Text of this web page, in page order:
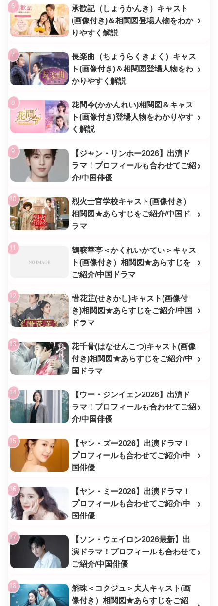
承歓記（しょうかんき）キャスト
(画像付き)＆相関図登場人物をわか
りやすく解説
長楽曲（ちょうらくきょく）キャス
ト(画像付き)＆相関図登場人物をわ
かりやすく解説
花間令(かかんれい)相関図＆キャス
ト(画像付き)登場人物をわかりやす
く解説
【ジャン・リンホー2026】出演ド
ラマ！プロフィールも合わせてご紹
介/中国俳優
烈火士官学校キャスト(画像付き）
相関図★あらすじをご紹介/中国ド
ラマ
鶴唳華亭＜かくれいかてい＞キャス
ト(画像付き）相関図★あらすじを
ご紹介/中国ドラマ
惜花芷(せきかし)キャスト(画像付
き)相関図★あらすじをご紹介/中国
ドラマ
花千骨(はなせんこつ)キャスト(画像
付き)相関図★あらすじをご紹介/中
国ドラマ
【ウー・ジンイェン2026】出演ド
ラマ！プロフィールも合わせてご紹
介/中国俳優
【ヤン・ズー2026】出演ドラマ！
プロフィールも合わせてご紹介/中
国俳優
【ヤン・ミー2026】出演ドラマ！
プロフィールも合わせてご紹介/中
国俳優
【ソン・ウェイロン2026最新】出
演ドラマ！プロフィールも合わせて
ご紹介/中国俳優
斛珠＜コクジュ＞夫人キャスト(画
像付き）相関図★あらすじをご紹